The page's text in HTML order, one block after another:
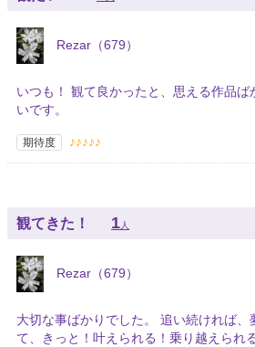
Rezar（679）
いつも！ 観て良かったと、思える作品ば
いです。
期待度 ♪♪♪♪♪
観てきた！ 1 人
Rezar（679）
大切な事ばかりでした。 追い続ければ、
て、きっと！叶えられる！乗り越えられ